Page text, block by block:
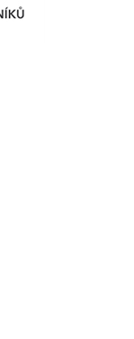
z. s.